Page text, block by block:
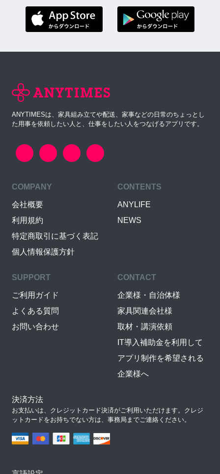
ANYTIMESは、家具組み立てや配送、家事などの日常のちょっとし
た用事を依頼したい人と、仕事をしたい人をつなげるアプリです。
COMPANY
会社概要
利用規約
特定商取引に基づく表記
個人情報保護方針
CONTENTS
ANYLIFE
NEWS
SUPPORT
ご利用ガイド
よくある質問
お問い合わせ
CONTACT
企業様・自治体様
家具関連会社様
取材・講演依頼
IT導入補助金を利用して
アプリ制作を希望される
企業様へ
決済方法
お支払いは、クレジットカード決済がご利用いただけます。クレジ
ットカードをお持ちでない方は、事務局までご連絡ください。